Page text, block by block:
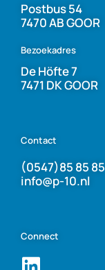
Postbus 54
7470 AB GOOR
Bezoekadres
De Höfte 7
7471 DK GOOR
Contact
(0547)85 85 85
info@p-10.nl
Connect